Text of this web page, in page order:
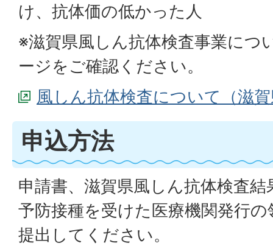
け、抗体価の低かった人
※滋賀県風しん抗体検査事業につ
ージをご確認ください。
風しん抗体検査について（滋
申込方法
申請書、滋賀県風しん抗体検査
予防接種を受けた医療機関発行
提出してください。